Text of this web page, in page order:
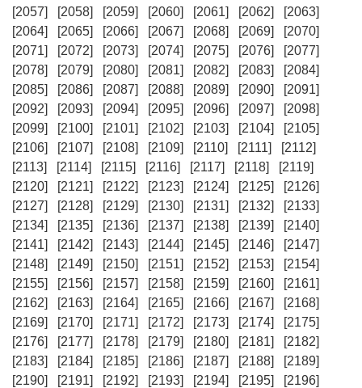
[2057]
[2058] [2059] [2060] [2061] [2062]
[2063]
[2064]
[2065] [2066] [2067] [2068] [2069]
[2070]
[2071]
[2072] [2073] [2074] [2075] [2076]
[2077]
[2078]
[2079] [2080] [2081] [2082] [2083]
[2084]
[2085]
[2086] [2087] [2088] [2089] [2090]
[2091]
[2092]
[2093] [2094] [2095] [2096] [2097]
[2098]
[2099]
[2100] [2101] [2102] [2103] [2104]
[2105]
[2106]
[2107] [2108] [2109] [2110] [2111]
[2112]
[2113]
[2114] [2115] [2116] [2117] [2118]
[2119]
[2120]
[2121] [2122] [2123] [2124] [2125]
[2126]
[2127]
[2128] [2129] [2130] [2131] [2132]
[2133]
[2134]
[2135] [2136] [2137] [2138] [2139]
[2140]
[2141]
[2142] [2143] [2144] [2145] [2146]
[2147]
[2148]
[2149] [2150] [2151] [2152] [2153]
[2154]
[2155]
[2156] [2157] [2158] [2159] [2160]
[2161]
[2162]
[2163] [2164] [2165] [2166] [2167]
[2168]
[2169]
[2170] [2171] [2172] [2173] [2174]
[2175]
[2176]
[2177] [2178] [2179] [2180] [2181]
[2182]
[2183]
[2184] [2185] [2186] [2187] [2188]
[2189]
[2190]
[2191] [2192] [2193] [2194] [2195]
[2196]